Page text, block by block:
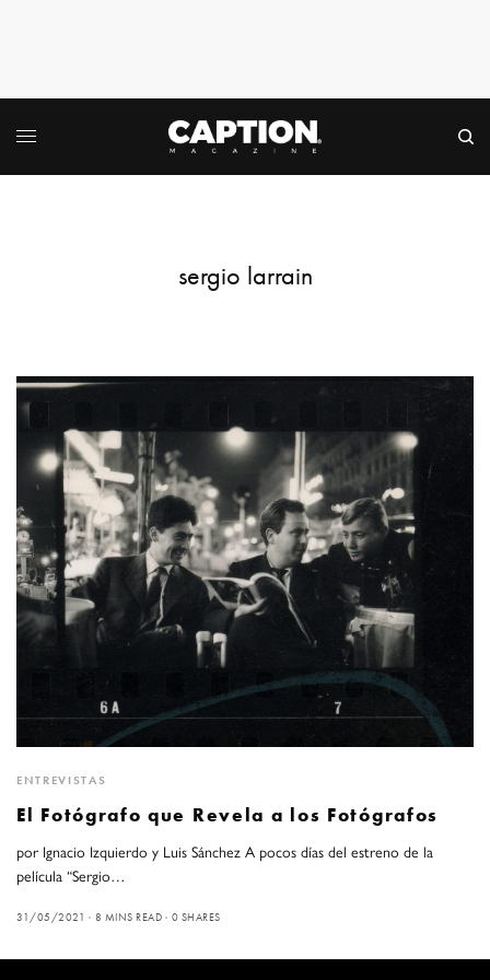
sergio larrain
ENTREVISTAS
El Fotógrafo que Revela a los Fotógrafos
por Ignacio Izquierdo y Luis Sánchez A pocos días del estreno de la
película “Sergio…
31/05/2021 8 MINS READ 0 SHARES